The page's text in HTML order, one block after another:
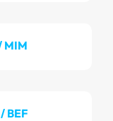
MIM
BEF